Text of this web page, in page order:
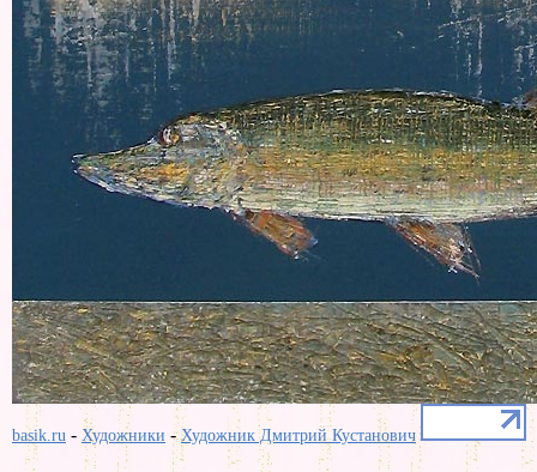
basik.ru - Художники -Художник Дмитрий Кустанович